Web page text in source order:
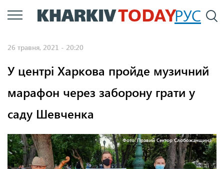
Перейти
до
РУС
26 травня, 2021 - 20:20
У центрі Харкова пройде музичний
марафон через заборону грати у
саду Шевченка
Фото: Правий Сектор Слобожанщина